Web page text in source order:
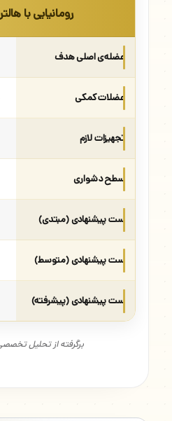
رومانیایی با
عضله‌ی اصلی هدف
عضلات کمکی
تجهیزات لازم
سطح دشواری
ست پیشنهادی (مبتدی)
ست پیشنهادی (متوسط)
ست پیشنهادی (پیشرفته)
برگرفته از تحلیل